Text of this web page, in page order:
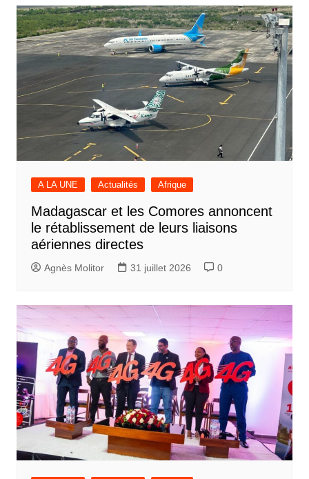
A LA UNE Actualités Afrique
Madagascar et les Comores annoncent
le rétablissement de leurs liaisons
aériennes directes
Agnès Molitor 31 juillet 2026 0